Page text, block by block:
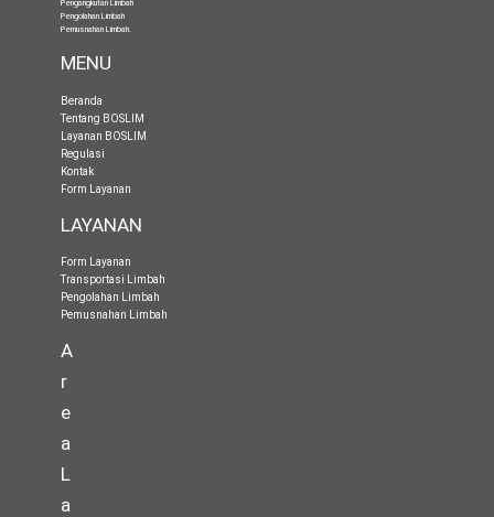
Pengangkutan Limbah
Pengolahan Limbah
Pemusnahan Limbah.
MENU
Beranda
Tentang BOSLIM
Layanan BOSLIM
Regulasi
Kontak
Form Layanan
LAYANAN
Form Layanan
Transportasi Limbah
Pengolahan Limbah
Pemusnahan Limbah
A
r
e
a
L
a